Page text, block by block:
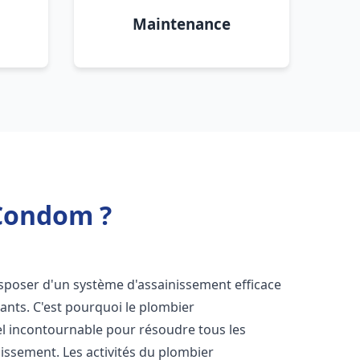
Maintenance
?
d'un système d'assainissement efficace
C'est pourquoi le plombier
incontournable pour résoudre tous les
Les activités du plombier